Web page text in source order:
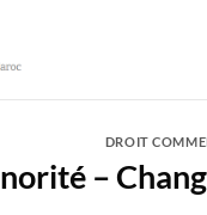
DROIT
–